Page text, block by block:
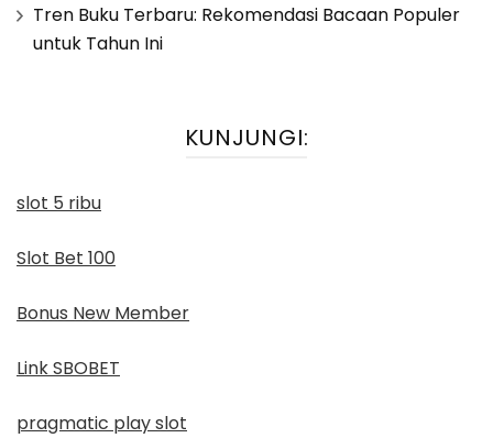
Tren Buku Terbaru: Rekomendasi Bacaan Populer
untuk Tahun Ini
KUNJUNGI:
slot 5 ribu
Slot Bet 100
Bonus New Member
Link SBOBET
pragmatic play slot